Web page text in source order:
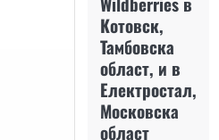
Котовск,
Тамбовска
област, и в
Електростал,
Московска
област